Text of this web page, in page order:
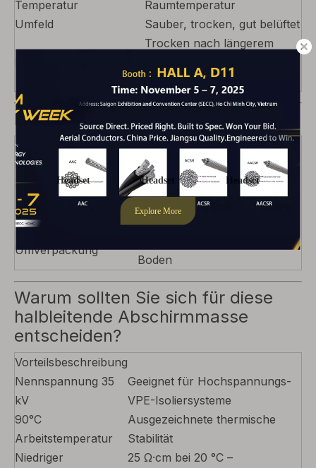
Temperatur
Raumtemperatur
Umfeld
Sauber, trocken, gut belüftet
Trocken nach längerem
Feuchtigkeitseinwirkung)
Produktverpackung
Parameterspezifikation
Nettogewicht pro
Paket
600 kg
Innenverpackung
Kunststoffversiegelter
Folienbeutel
Umverpackung
Boden
Warum sollten Sie sich für diese
halbleitende Abschirmmasse
entscheiden?
Vorteilsbeschreibung
Nennspannung 35
kV
Geeignet für Hochspannungs-
VPE-Isoliersysteme
90°C
Arbeitstemperatur
Ausgezeichnete thermische
Stabilität
Niedriger
25 Ω·cm bei 20 °C –